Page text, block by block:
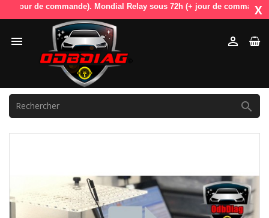
de commande). Mondial Relay sous 72h (+ jour de commande). X
 
